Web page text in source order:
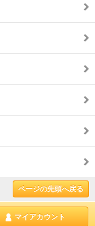
ページの先頭へ戻る
マイアカウント